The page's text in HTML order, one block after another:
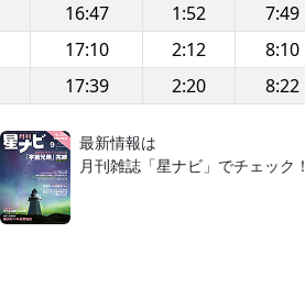
16:47 1:52 7:49
17:10 2:12 8:10
17:39 2:20 8:22
最新情報は
月刊雑誌「星ナビ」でチェック！